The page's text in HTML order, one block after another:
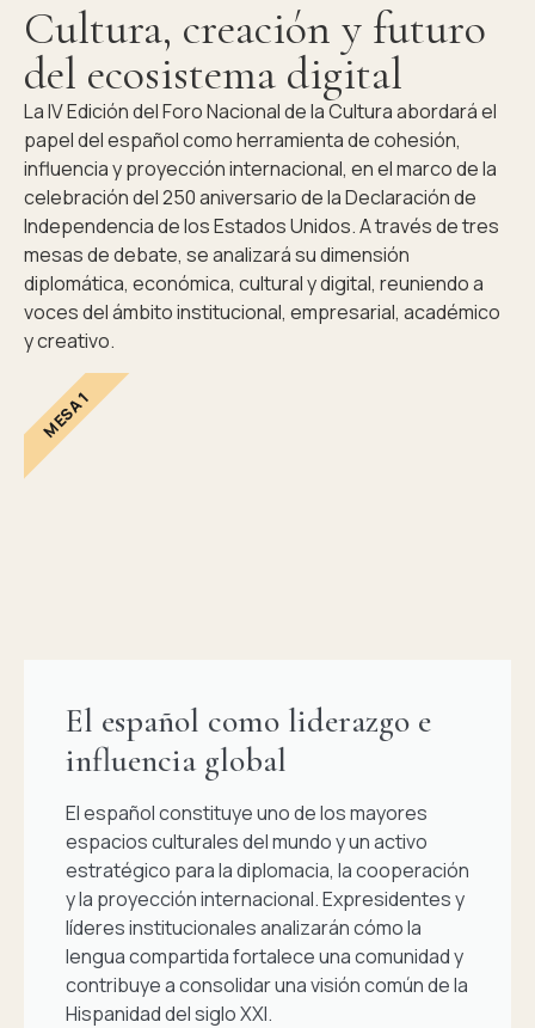
Cultura, creación y futuro
del ecosistema digital
La IV Edición del Foro Nacional de la Cultura abordará el
papel del español como herramienta de cohesión,
influencia y proyección internacional, en el marco de la
celebración del 250 aniversario de la Declaración de
Independencia de los Estados Unidos. A través de tres
mesas de debate, se analizará su dimensión
diplomática, económica, cultural y digital, reuniendo a
voces del ámbito institucional, empresarial, académico
y creativo.
El español como liderazgo e
influencia global
El español constituye uno de los mayores
espacios culturales del mundo y un activo
estratégico para la diplomacia, la cooperación
y la proyección internacional. Expresidentes y
líderes institucionales analizarán cómo la
lengua compartida fortalece una comunidad y
contribuye a consolidar una visión común de la
Hispanidad del siglo XXI.
MESA 1